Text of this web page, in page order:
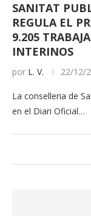
SANITAT
REGULA EL
9.205
INTERINOS
por L. V. 22/12/
La conselleria de
en el Diari Oficial…